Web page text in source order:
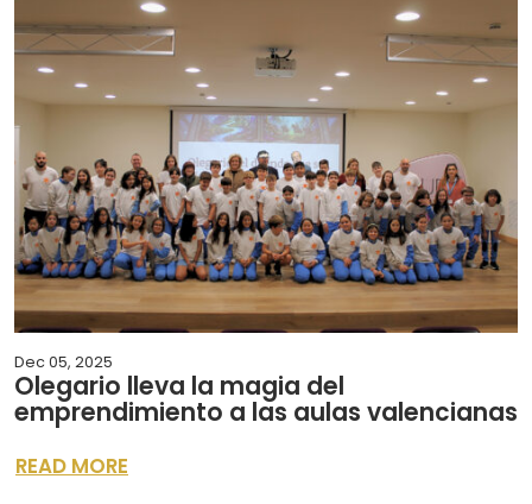
Dec 05, 2025
Olegario lleva la magia del
emprendimiento a las aulas valencianas
READ MORE